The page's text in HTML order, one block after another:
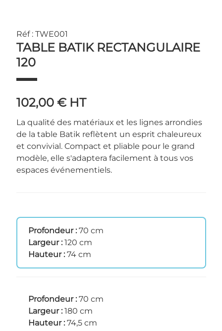
Réf : TWE001
TABLE BATIK RECTANGULAIRE
120
102,00 € HT
La qualité des matériaux et les lignes arrondies
de la table Batik reflètent un esprit chaleureux
et convivial. Compact et pliable pour le grand
modèle, elle s'adaptera facilement à tous vos
espaces événementiels.
Profondeur : 70 cm
Largeur : 120 cm
Hauteur : 74 cm
Profondeur : 70 cm
Largeur : 180 cm
Hauteur : 74,5 cm